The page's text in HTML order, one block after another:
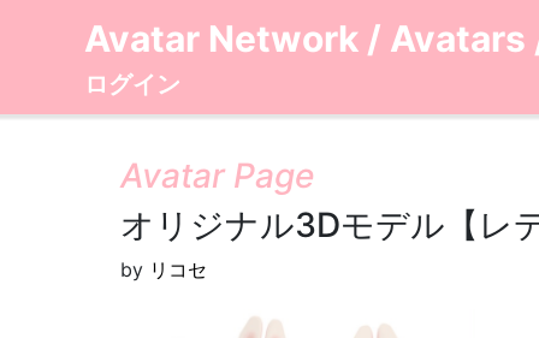
Avatar Network / Avatars
ログイン
Avatar Page
オリジナル3Dモデル【レ
by リコセ